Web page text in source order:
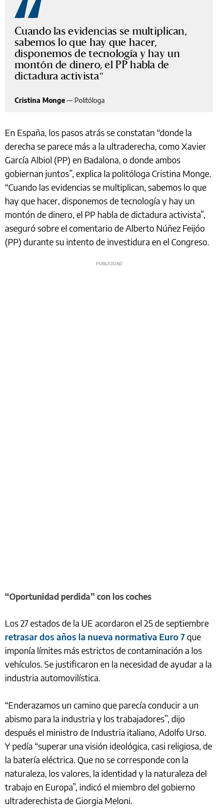
Cuando las evidencias se multiplican,
sabemos lo que hay que hacer,
disponemos de tecnología y hay un
montón de dinero, el PP habla de
dictadura activista
Cristina Monge— Politóloga
En España, los pasos atrás se constatan “donde la
derecha se parece más a la ultraderecha, como Xavier
García Albiol (PP) en Badalona, o donde ambos
gobiernan juntos”, explica la politóloga Cristina Monge.
“Cuando las evidencias se multiplican, sabemos lo que
hay que hacer, disponemos de tecnología y hay un
montón de dinero, el PP habla de dictadura activista”,
aseguró sobre el comentario de Alberto Núñez Feijóo
(PP) durante su intento de investidura en el Congreso.
“Oportunidad perdida” con los coches
Los 27 estados de la UE acordaron el 25 de septiembre
retrasar dos años la nueva normativa Euro 7que
imponía límites más estrictos de contaminación a los
vehículos. Se justificaron en la necesidad de ayudar a la
industria automovilística.
“Enderazamos un camino que parecía conducir a un
abismo para la industria y los trabajadores”, dijo
después el ministro de Industria italiano, Adolfo Urso.
Y pedía “superar una visión ideológica, casi religiosa, de
la batería eléctrica. Que no se corresponde con la
naturaleza, los valores, la identidad y la naturaleza del
trabajo en Europa”, indicó el miembro del gobierno
ultraderechista de Giorgia Meloni.